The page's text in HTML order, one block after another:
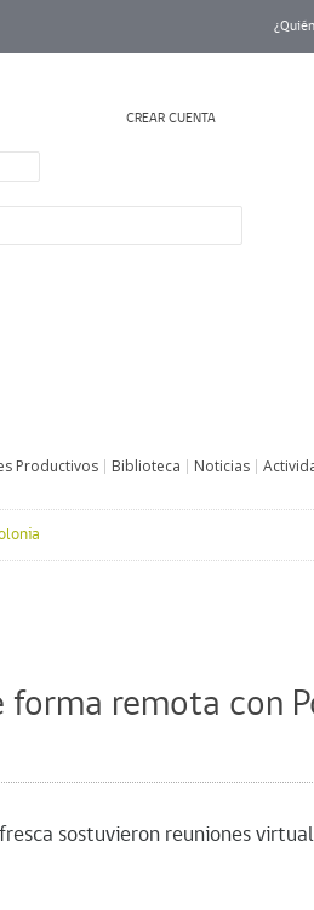
CREAR CUENTA
Productivos Biblioteca Noticias
forma remota con
sostuvieron reuniones